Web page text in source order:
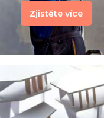
Zjistěte více